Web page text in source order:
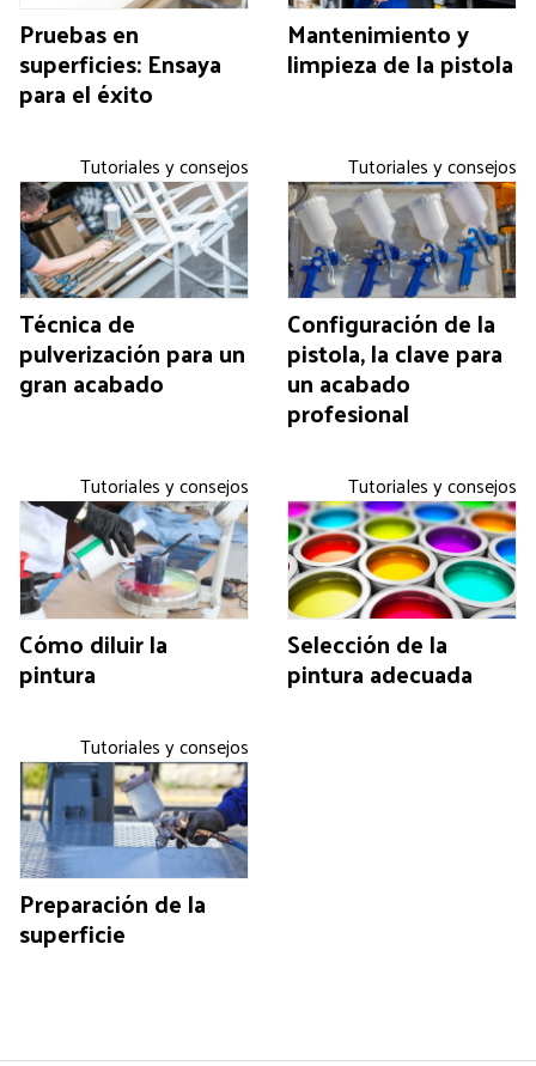
Pruebas en
superficies: Ensaya
para el éxito
Mantenimiento y
limpieza de la pistola
Tutoriales y consejos
Técnica de
pulverización para un
gran acabado
Tutoriales y consejos
Configuración de la
pistola, la clave para
un acabado
profesional
Tutoriales y consejos
Cómo diluir la
pintura
Tutoriales y consejos
Selección de la
pintura adecuada
Tutoriales y consejos
Preparación de la
superficie